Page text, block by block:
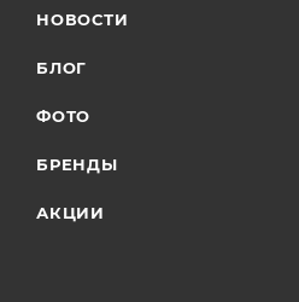
НОВОСТИ
БЛОГ
ФОТО
БРЕНДЫ
АКЦИИ